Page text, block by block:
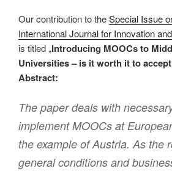
Our contribution to theSpecial Issue
International Journal for Innovation
is titled „Introducing MOOCs to
Universities – is it worth it to
Abstract:
The paper deals with
implement MOOCs at
the example of Austria. As the
general conditions and